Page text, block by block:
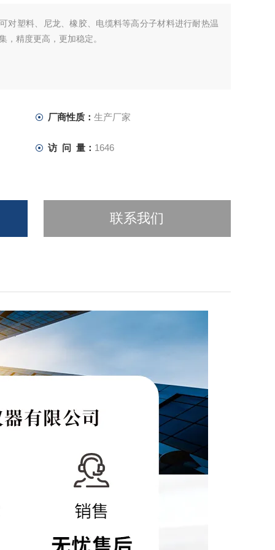
对塑料、尼龙、橡胶、电缆料等高分子材料进行耐热温
，精度更高，更加稳定。
厂商性质： 生产厂家
访 问 量： 1646
联系我们